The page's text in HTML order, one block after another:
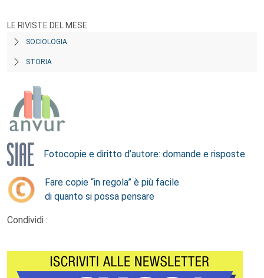
LE RIVISTE DEL MESE
SOCIOLOGIA
STORIA
Fotocopie e diritto d’autore: domande e risposte
Fare copie “in regola” è più facile
di quanto si possa pensare
Condividi :